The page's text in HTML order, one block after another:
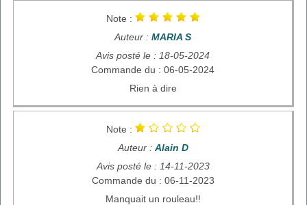
Note :
Auteur : MARIA S
Avis posté le : 18-05-2024
Commande du : 06-05-2024
Rien à dire
Note :
Auteur : Alain D
Avis posté le : 14-11-2023
Commande du : 06-11-2023
Manquait un rouleau!!